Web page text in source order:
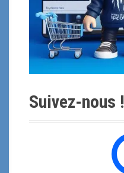
Suivez-nous !